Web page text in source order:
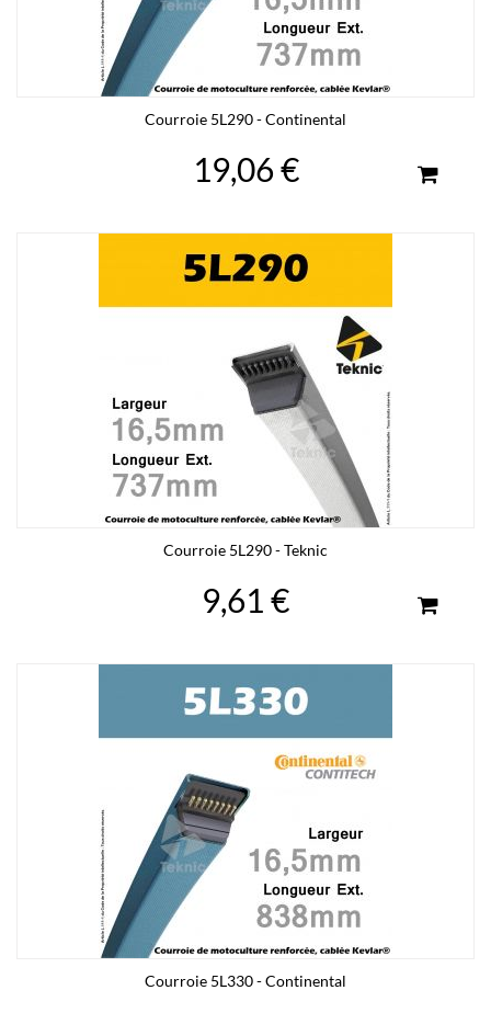
Courroie 5L290 - Continental
19,06 €
Courroie 5L290 - Teknic
9,61 €
Courroie 5L330 - Continental